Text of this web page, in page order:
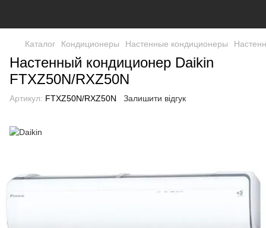
Каталог Кондиционеры Настенные кондиционеры
Настенный кондиционер Daikin
FTXZ50N/RXZ50N
Артикул: FTXZ50N/RXZ50N Залишити відгук